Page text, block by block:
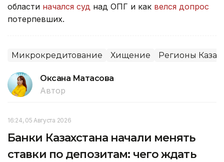
области начался суд над ОПГ и как велся допрос
потерпевших.
Микрокредитование Хищение Регионы
Оксана Матасова
Автор
16:24, 05 Августа 2026
Банки Казахстана начали менять
ставки по депозитам: чего ждать